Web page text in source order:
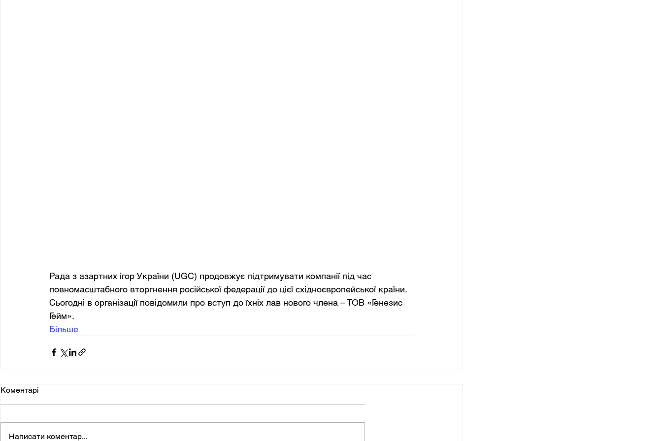
Рада з азартних ігор України (UGC) продовжує підтримувати компанії під час
повномасштабного вторгнення російської федерації до цієї східноєвропейської країни.
Сьогодні в організації повідомили про вступ до їхніх лав нового члена – ТОВ «Генезис
Гейм».
Більше
Коментарі
Написати коментар...